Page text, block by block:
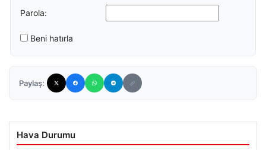
Parola:
Beni hatırla
Paylaş:
Hava Durumu